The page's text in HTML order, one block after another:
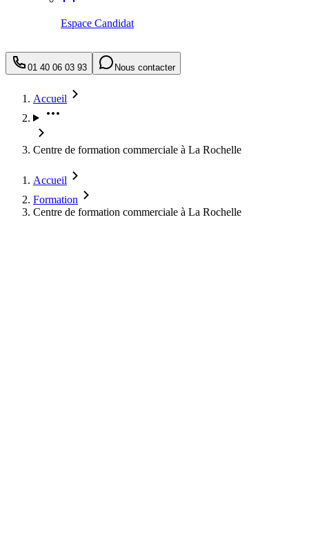
Espace Candidat
01 40 06 03 93 Nous contacter
Accueil
Centre de formation commerciale à La Rochelle
Accueil
Formation
Centre de formation commerciale à La Rochelle